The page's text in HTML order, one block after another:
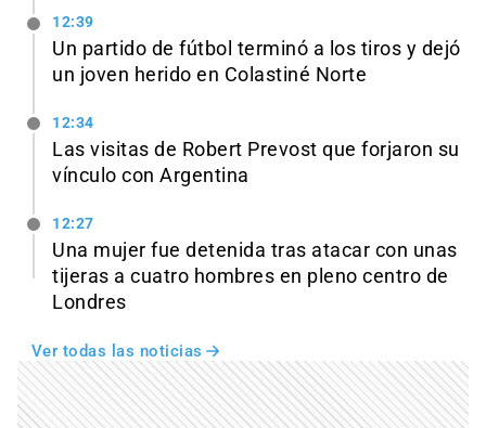
12:39
Un partido de fútbol terminó a los tiros y dejó
un joven herido en Colastiné Norte
12:34
Las visitas de Robert Prevost que forjaron su
vínculo con Argentina
12:27
Una mujer fue detenida tras atacar con unas
tijeras a cuatro hombres en pleno centro de
Londres
Ver todas las noticias